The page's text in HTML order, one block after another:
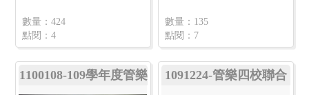
數量：424
點閱：4
數量：135
點閱：7
1100108-109學年度管樂
1091224-管樂四校聯合